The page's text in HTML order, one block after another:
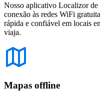
Nosso aplicativo Localizor
conexão às redes WiFi
rápida e confiável em locais
viaja.
Mapas offline